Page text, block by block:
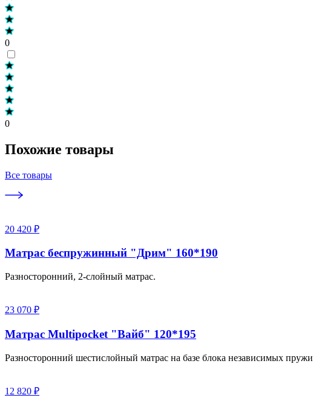
0
0
Похожие товары
Все товары
20 420 ₽
Матрас беспружинный "Дрим" 160*190
Разносторонний, 2-слойный матрас.
23 070 ₽
Матрас Multipocket "Вайб" 120*195
Разносторонний шестислойный матрас на базе блока независимых
12 820 ₽